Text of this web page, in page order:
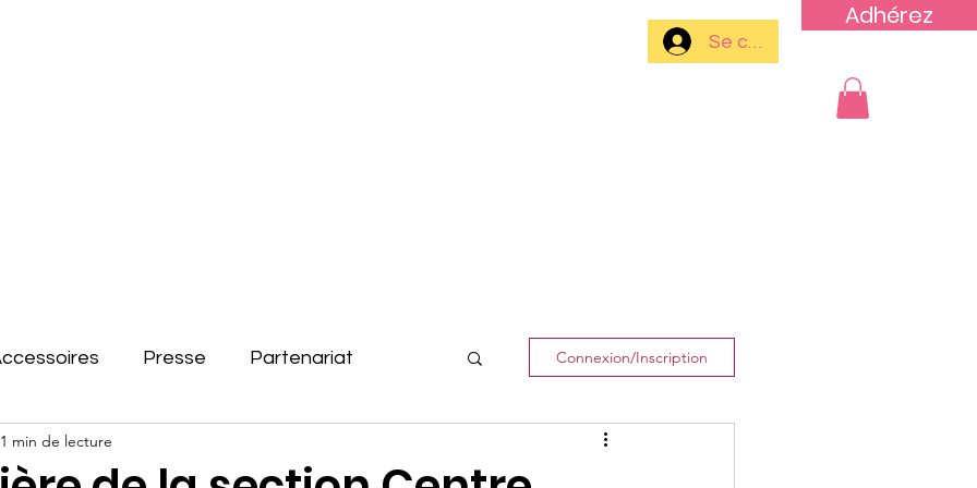
Adhérez
Se connecter
Presse Partenariat
Assemblée générales
Connexion/Inscription
1 min de lecture